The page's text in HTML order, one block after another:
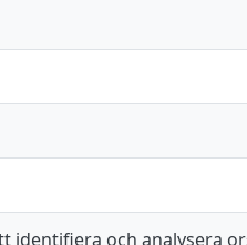
identifiera och analysera